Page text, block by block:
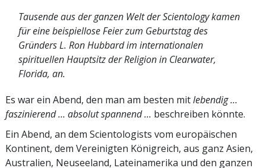
Tausende aus der ganzen Welt der Scientology kamen
für eine beispiellose Feier zum Geburtstag des
Gründers L. Ron Hubbard im internationalen
spirituellen Hauptsitz der Religion in Clearwater,
Florida, an.
Es war ein Abend, den man am besten mitlebendig …
faszinierend … absolut spannend … beschreiben könnte.
Ein Abend, an dem Scientologists vom europäischen
Kontinent, dem Vereinigten Königreich, aus ganz Asien,
Australien, Neuseeland, Lateinamerika und den ganzen